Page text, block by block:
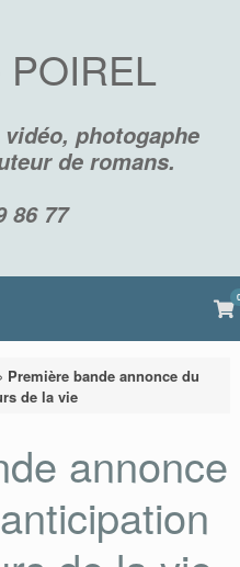
photogaphe
de romans.
86 77
0
Première bande annonce du
de la vie
annonce